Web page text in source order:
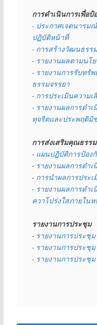
การดำเนินการเพื่อป้
- ประกาศเจตนารม
ปฏิบัติหน้าที่
- การสร้างวัฒนธรร
- รายงานผลตามนโ
- รายงานการรับทรั
ธรรมจรรยา
- การประเมินความเ
- รายงานผลการดำเ
ทุจริตและประพฤติมิ
การส่งเสริมคุณธรร
- แผนปฏิบัติการป้อง
- รายงานผลการดำ
- การนำผลการประ
- รายงานผลการดำ
ควาโปร่งใสภายใน
รายงานการประชุม
- รายงานการประชุ
- รายงานการประชุ
- รายงานการประชุ